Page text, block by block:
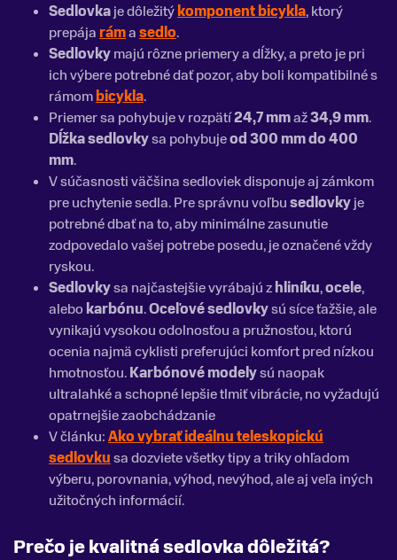
Sedlovkaje dôležitýkomponent bicykla, ktorý
prepája rámasedlo.
Sedlovkymajú rôzne priemery a dĺžky, a preto je pri
ich výbere potrebné dať pozor, aby boli kompatibilné s
rámombicykla.
Priemer sa pohybuje v rozpätí24,7 mmaž34,9 mm.
Dĺžka sedlovkysa pohybujeod 300 mm do 400
mm.
V súčasnosti väčšina sedloviek disponuje aj zámkom
pre uchytenie sedla. Pre správnu voľbusedlovkyje
potrebné dbať na to, aby minimálne zasunutie
zodpovedalo vašej potrebe posedu, je označené vždy
ryskou.
Sedlovkysa najčastejšie vyrábajú zhliníku,ocele,
alebo karbónu.Oceľové sedlovkysú síce ťažšie, ale
vynikajú vysokou odolnosťou a pružnosťou, ktorú
ocenia najmä cyklisti preferujúci komfort pred nízkou
hmotnosťou.Karbónové modelysú naopak
ultralahké a schopné lepšie tlmiť vibrácie, no vyžadujú
opatrnejšie zaobchádzanie
V článku:Ako vybrať ideálnu teleskopickú
sedlovkusa dozviete všetky tipy a triky ohľadom
výberu, porovnania, výhod, nevýhod, ale aj veľa iných
užitočných informácií.
Prečo je kvalitná sedlovka dôležitá?